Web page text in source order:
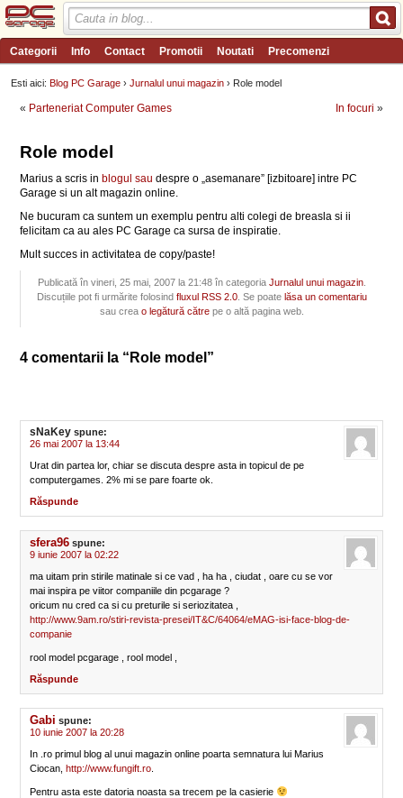
Categorii Info Contact Promotii Noutati Precomenzi
Review-uri Wishlist PC Garage TV Forum Blog
Esti aici:Blog PC Garage ›Jurnalul unui magazin › Role model
« Parteneriat Computer Games In focuri »
Role model
Marius a scris in blogul sau despre o „asemanare” [izbitoare] intre PC
Garage si un alt magazin online.
Ne bucuram ca suntem un exemplu pentru alti colegi de breasla si ii
felicitam ca au ales PC Garage ca sursa de inspiratie.
Mult succes in activitatea de copy/paste!
Publicată în vineri, 25 mai, 2007 la 21:48 în categoria Jurnalul unui magazin.
Discuțiile pot fi urmărite folosind fluxul RSS 2.0. Se poate lăsa un comentariu
sau crea o legătură cătrepe o altă pagina web.
4 comentarii la “Role model”
sNaKey spune:
26 mai 2007 la 13:44
Urat din partea lor, chiar se discuta despre asta in topicul de pe
computergames. 2% mi se pare foarte ok.
Răspunde
sfera96 spune:
9 iunie 2007 la 02:22
ma uitam prin stirile matinale si ce vad , ha ha , ciudat , oare cu se vor
mai inspira pe viitor companiile din pcgarage ?
oricum nu cred ca si cu preturile si seriozitatea ,
http://www.9am.ro/stiri-revista-presei/IT&C/64064/eMAG-isi-face-blog-de-
companie
rool model pcgarage , rool model ,
Răspunde
Gabi spune:
10 iunie 2007 la 20:28
In .ro primul blog al unui magazin online poarta semnatura lui Marius
Ciocan,http://www.fungift.ro
Pentru asta este datoria noasta sa trecem pe la casierie